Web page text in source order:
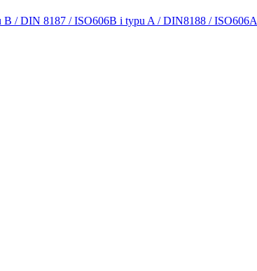
B / DIN 8187 / ISO606B i typu A / DIN8188 / ISO606A